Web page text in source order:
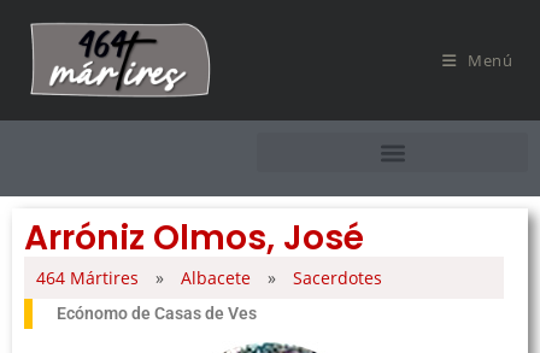
Menú
Arróniz Olmos, José
464 Mártires » Albacete » Sacerdotes
Ecónomo de Casas de Ves